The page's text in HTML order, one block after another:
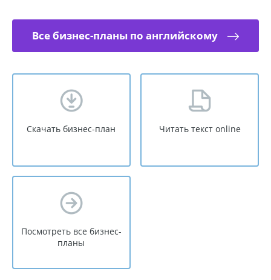
Все бизнес-планы по английскому
Скачать бизнес-план Читать текст online
Посмотреть все бизнес-
планы